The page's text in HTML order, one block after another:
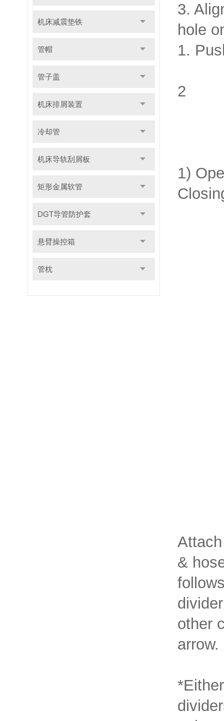
机床减震垫铁
管帽
管子盖
机床排屑装置
冷却管
机床导轨刮屑板
矩形金属软管
DGT导管防护套
悬臂操控箱
管枕
3.
hole
1.
2
1)
&
other
arrow.